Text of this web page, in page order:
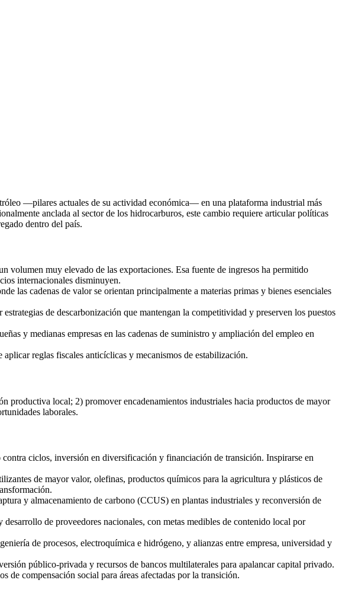
—pilares actuales de su actividad económica— en una plataforma industrial más
anclada al sector de los hidrocarburos, este cambio requiere articular políticas
dentro del país.
volumen muy elevado de las exportaciones. Esa fuente de ingresos ha permitido
internacionales disminuyen.
las cadenas de valor se orientan principalmente a materias primas y bienes esenciales
de descarbonización que mantengan la competitividad y preserven los puestos
y medianas empresas en las cadenas de suministro y ampliación del empleo en
reglas fiscales anticíclicas y mecanismos de estabilización.
productiva local; 2) promover encadenamientos industriales hacia productos de mayor
laborales.
ciclos, inversión en diversificación y financiación de transición. Inspirarse en
de mayor valor, olefinas, productos químicos para la agricultura y plásticos de
y almacenamiento de carbono (CCUS) en plantas industriales y reconversión de
de proveedores nacionales, con metas medibles de contenido local por
de procesos, electroquímica e hidrógeno, y alianzas entre empresa, universidad y
público-privada y recursos de bancos multilaterales para apalancar capital privado.
de compensación social para áreas afectadas por la transición.